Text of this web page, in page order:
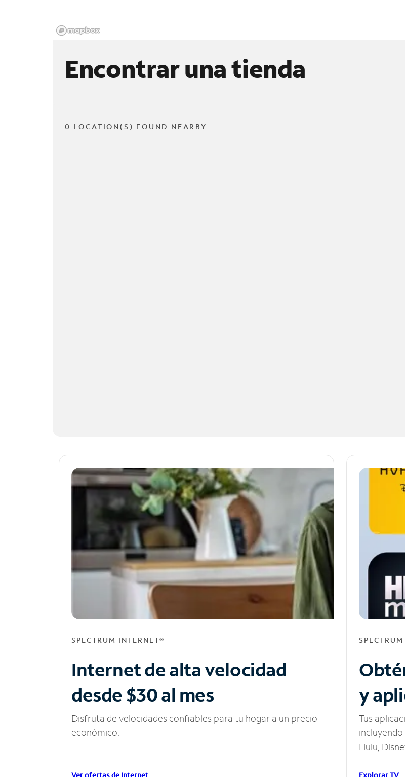
Encontrar una tienda
0 LOCATION(S) FOUND NEARBY
SPECTRUM INTERNET®
Internet de alta velocidad
desde $30 al mes
Disfruta de velocidades confiables para tu hogar a un precio
económico.
y
Tus
incluyendo
Hulu,